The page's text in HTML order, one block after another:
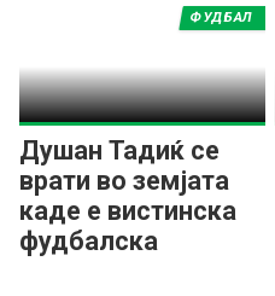
Душан Тадиќ се
врати во земјата
каде е вистинска
фудбалска
ФУДБАЛ